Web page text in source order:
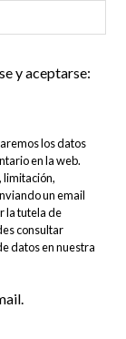
y aceptarse:
los datos
en la web.
limitación,
un email
la tutela de
consultar
datos en nuestra